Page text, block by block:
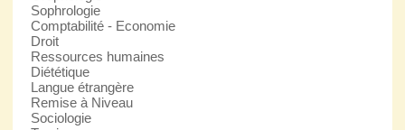
Sophrologie
Comptabilité - Economie
Droit
Ressources humaines
Diététique
Langue étrangère
Remise à Niveau
Sociologie